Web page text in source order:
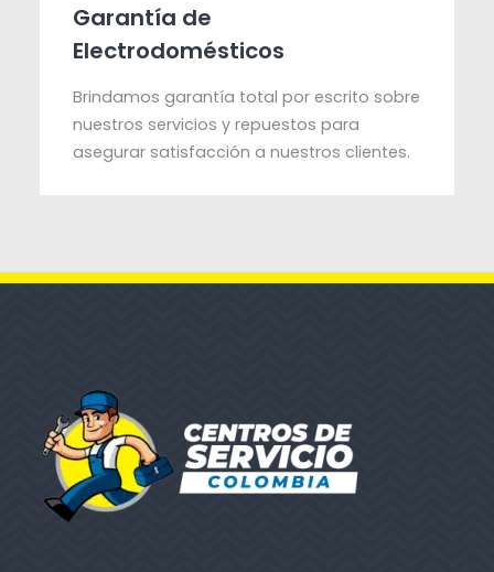
Garantía de
Electrodomésticos
Brindamos garantía total por escrito sobre
nuestros servicios y repuestos para
asegurar satisfacción a nuestros clientes.